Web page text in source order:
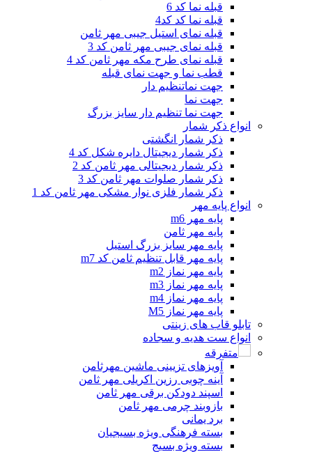
قبله نما کد 6
قبله نما کد کد4
قبله نمای استیل جیبی مهر ثامن
قبله نمای جیبی مهر ثامن کد 3
قبله نمای طرح مکه مهر ثامن کد 4
قطب نما و جهت نمای قبله
جهت نماتنظیم دار
جهت نما
جهت نما تنظیم دار سایز بزرگ
انواع ذکر شمار
ذکر شمار انگشتی
ذکر شمار دیجیتال دایره شکل کد 4
ذکر شمار دیجیتالی مهر ثامن کد 2
ذکر شمار صلوات مهر ثامن کد 3
ذکر شمار فلزی نوار مشکی مهر ثامن کد 1
انواع پایه مهر
پایه مهر m6
پایه مهر ثامن
پایه مهر سایز بزرگ استیل
پایه مهر قابل تنظیم ثامن کد m7
پایه مهر نماز m2
پایه مهر نماز m3
پایه مهر نماز m4
پایه مهر نماز M5
تابلو قاب های زینتی
انواع ست هدیه و سجاده
متفرقه
آویزهای تزیینی ماشین مهرثامن
آینه چوبی رزین اکریلی مهر ثامن
اسپند دودکن برقی مهر ثامن
بازوبند چرمی مهر ثامن
برد یمانی
بسته فرهنگی ویژه بسیجیان
بسته ویژه بسیج